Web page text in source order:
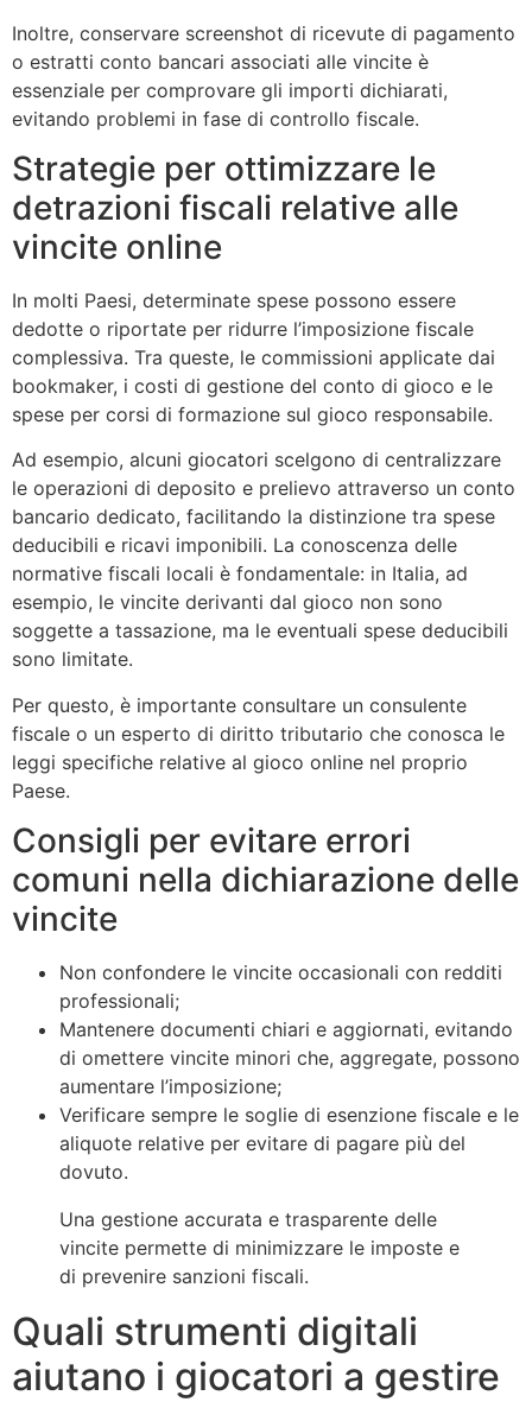
Inoltre, conservare screenshot di ricevute di pagamento
o estratti conto bancari associati alle vincite è
essenziale per comprovare gli importi dichiarati,
evitando problemi in fase di controllo fiscale.
Strategie per ottimizzare le
detrazioni fiscali relative alle
vincite online
In molti Paesi, determinate spese possono essere
dedotte o riportate per ridurre l’imposizione fiscale
complessiva. Tra queste, le commissioni applicate dai
bookmaker, i costi di gestione del conto di gioco e le
spese per corsi di formazione sul gioco responsabile.
Ad esempio, alcuni giocatori scelgono di centralizzare
le operazioni di deposito e prelievo attraverso un conto
bancario dedicato, facilitando la distinzione tra spese
deducibili e ricavi imponibili. La conoscenza delle
normative fiscali locali è fondamentale: in Italia, ad
esempio, le vincite derivanti dal gioco non sono
soggette a tassazione, ma le eventuali spese deducibili
sono limitate.
Per questo, è importante consultare un consulente
fiscale o un esperto di diritto tributario che conosca le
leggi specifiche relative al gioco online nel proprio
Paese.
Consigli per evitare errori
comuni nella dichiarazione delle
vincite
Non confondere le vincite occasionali con redditi
professionali;
Mantenere documenti chiari e aggiornati, evitando
di omettere vincite minori che, aggregate, possono
aumentare l’imposizione;
Verificare sempre le soglie di esenzione fiscale e le
aliquote relative per evitare di pagare più del
dovuto.
Una gestione accurata e trasparente delle
vincite permette di minimizzare le imposte e
di prevenire sanzioni fiscali.
Quali strumenti digitali
aiutano i giocatori a gestire